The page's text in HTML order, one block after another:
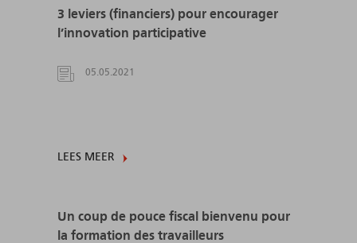
3 leviers (financiers) pour encourager
l’innovation participative
05.05.2021
LEES MEER
Un coup de pouce fiscal bienvenu pour
la formation des travailleurs